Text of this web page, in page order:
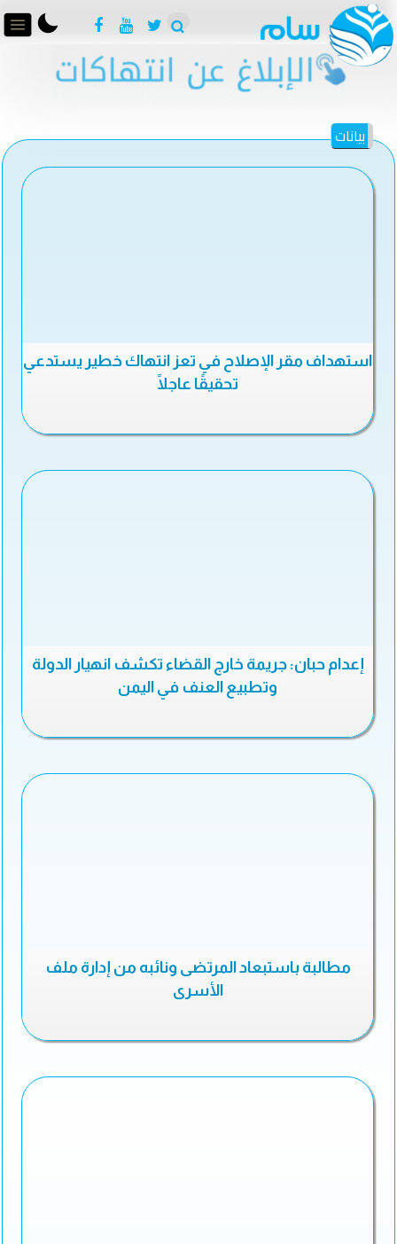
بيانات
استهداف مقر الإصلاح في تعز انتهاك خطير يستدعي
تحقيقًا عاجلًا
إعدام حبان: جريمة خارج القضاء تكشف انهيار الدولة
وتطبيع العنف في اليمن
مطالبة باستبعاد المرتضى ونائبه من إدارة ملف
الأسرى